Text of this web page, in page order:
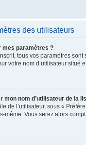
des utilisateurs
mes paramètres ?
tous vos paramètres
votre nom d’utilisateur situé
mon nom d’utilisateur de la
de l’utilisateur, sous «
même. Vous serez alors